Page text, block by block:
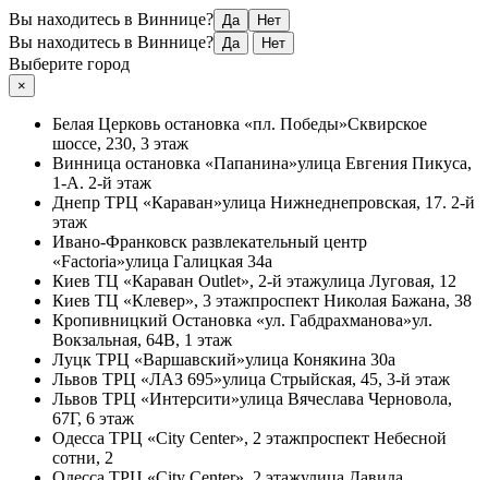
Вы находитесь в Виннице? Да Нет
Вы находитесь в Виннице? Да Нет
Выберите город
×
Белая Церковь остановка «пл. Победы»Сквирское
шоссе, 230, 3 этаж
Винница остановка «Папанина»улица Евгения Пикуса,
1-А. 2-й этаж
Днепр ТРЦ «Караван»улица Нижнеднепровская, 17. 2-й
этаж
Ивано-Франковск развлекательный центр
«Factoria»улица Галицкая 34а
Киев ТЦ «Караван Outlet», 2-й этажулица Луговая, 12
Киев ТЦ «Клевер», 3 этажпроспект Николая Бажана, 38
Кропивницкий Остановка «ул. Габдрахманова»ул.
Вокзальная, 64В, 1 этаж
Луцк ТРЦ «Варшавский»улица Конякина 30а
Львов ТРЦ «ЛАЗ 695»улица Стрыйская, 45, 3-й этаж
Львов ТРЦ «Интерсити»улица Вячеслава Черновола,
67Г, 6 этаж
Одесса ТРЦ «City Center», 2 этажпроспект Небесной
сотни, 2